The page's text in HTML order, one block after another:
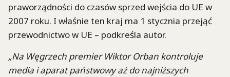
praworządności do czasów sprzed wejścia do UE w
2007 roku. I właśnie ten kraj ma 1 stycznia przejąć
przewodnictwo w UE – podkreśla autor.
„Na Węgrzech premier Wiktor Orban kontroluje
media i aparat państwowy aż do najniższych